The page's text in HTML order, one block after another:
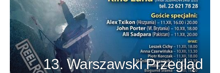
13. Warszawski Przegląd